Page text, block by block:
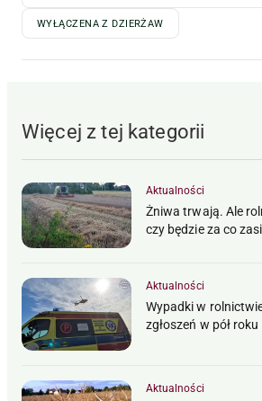
WYŁĄCZENA Z DZIERŻAW
Więcej z tej kategorii
Aktualności
Żniwa trwają. Ale
czy będzie za co
Aktualności
Wypadki w
zgłoszeń w pół roku
Aktualności